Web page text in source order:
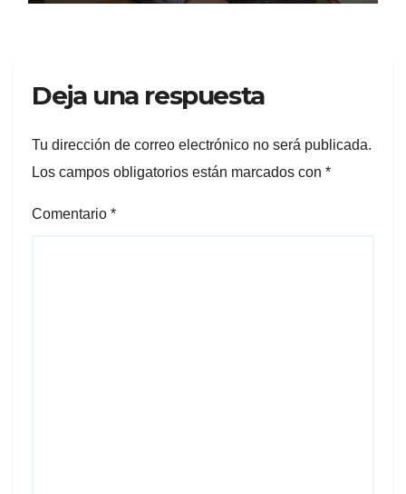
Deja una respuesta
Tu dirección de correo electrónico no será publicada.
Los campos obligatorios están marcados con *
Comentario *